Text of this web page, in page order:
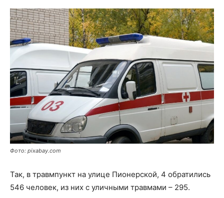
Фото: pixabay.com
Так, в травмпункт на улице Пионерской, 4 обратились
546 человек, из них с уличными травмами – 295.